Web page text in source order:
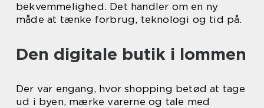
bekvemmelighed. Det handler om en ny
måde at tænke forbrug, teknologi og tid på.
Den digitale butik i lommen
Der var engang, hvor shopping betød at tage
ud i byen, mærke varerne og tale med